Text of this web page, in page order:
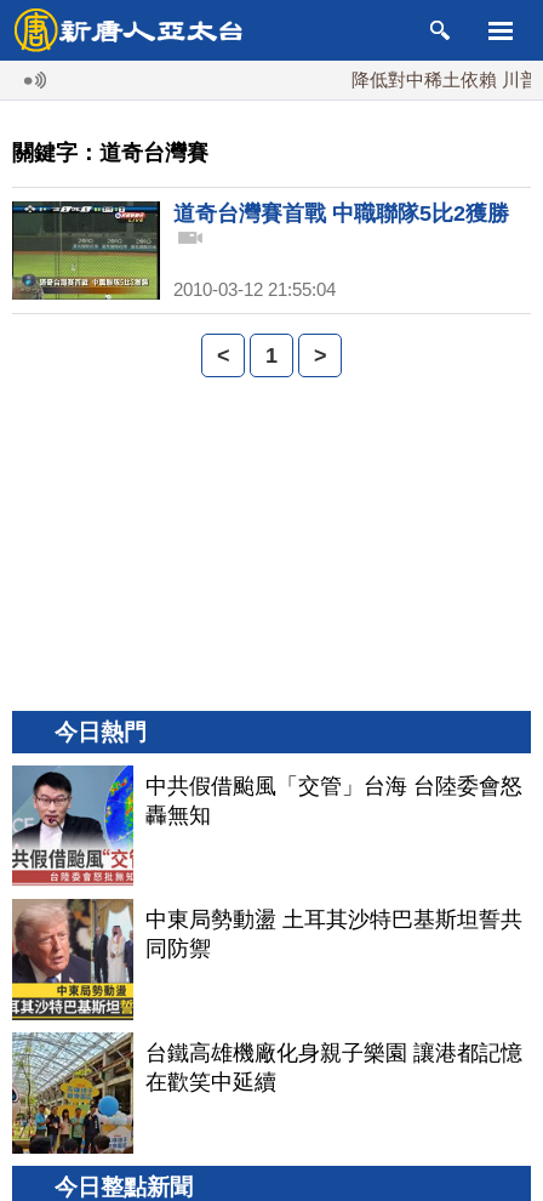
降低對中稀土依賴 川普
關鍵字：道奇台灣賽
道奇台灣賽首戰 中職聯隊5比2獲勝
2010-03-12 21:55:04
< 1 >
今日熱門
中共假借颱風「交管」台海 台陸委會怒
轟無知
中東局勢動盪 土耳其沙特巴基斯坦誓共
同防禦
台鐵高雄機廠化身親子樂園 讓港都記憶
在歡笑中延續
今日整點新聞